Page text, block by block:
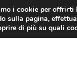
i cookie per offrirti
sulla pagina,
di più su quali